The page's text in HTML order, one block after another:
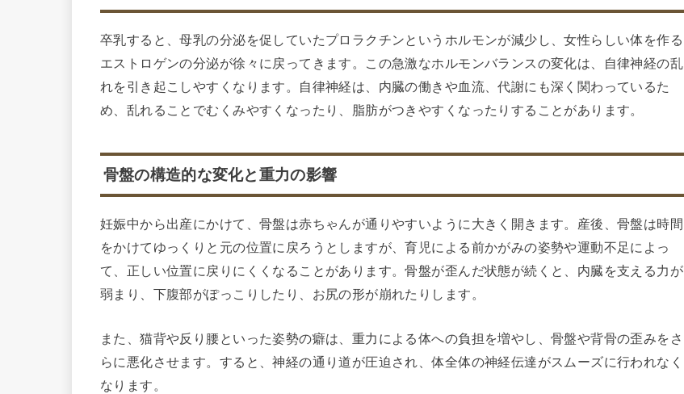
卒乳すると、母乳の分泌を促していたプロラクチンというホルモンが減少し、女性らしい体を作る
エストロゲンの分泌が徐々に戻ってきます。この急激なホルモンバランスの変化は、自律神経の乱
れを引き起こしやすくなります。自律神経は、内臓の働きや血流、代謝にも深く関わっているた
め、乱れることでむくみやすくなったり、脂肪がつきやすくなったりすることがあります。
骨盤の構造的な変化と重力の影響
妊娠中から出産にかけて、骨盤は赤ちゃんが通りやすいように大きく開きます。産後、骨盤は時間
をかけてゆっくりと元の位置に戻ろうとしますが、育児による前かがみの姿勢や運動不足によっ
て、正しい位置に戻りにくくなることがあります。骨盤が歪んだ状態が続くと、内臓を支える力が
弱まり、下腹部がぽっこりしたり、お尻の形が崩れたりします。
また、猫背や反り腰といった姿勢の癖は、重力による体への負担を増やし、骨盤や背骨の歪みをさ
らに悪化させます。すると、神経の通り道が圧迫され、体全体の神経伝達がスムーズに行われなく
なります。